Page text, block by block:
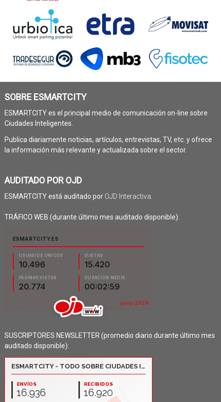
SOBRE ESMARTCITY
ESMARTCITY es el principal medio de comunicación on-line sobre
Ciudades Inteligentes.
Publica diariamente noticias, artículos, entrevistas, TV, etc. y ofrece
la información más relevante y actualizada sobre el sector.
AUDITADO POR OJD
ESMARTCITY está auditado por OJD Interactiva.
TRÁFICO WEB (durante último mes auditado disponible):
SUSCRIPTORES NEWSLETTER (promedio diario durante último mes
auditado disponible):